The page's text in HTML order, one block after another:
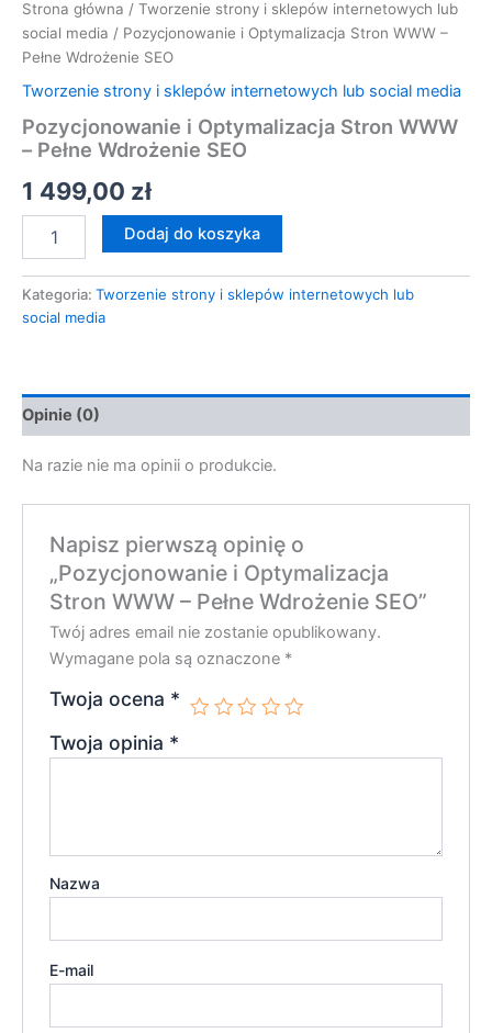
Strona główna / Tworzenie strony i sklepów internetowych lub
social media / Pozycjonowanie i Optymalizacja Stron WWW –
Pełne Wdrożenie SEO
Tworzenie strony i sklepów internetowych lub social media
Pozycjonowanie i Optymalizacja Stron WWW
– Pełne Wdrożenie SEO
1 499,00 zł
Dodaj do koszyka
Kategoria: Tworzenie strony i sklepów internetowych lub
social media
Opinie (0)
Na razie nie ma opinii o produkcie.
Napisz pierwszą opinię o
„Pozycjonowanie i Optymalizacja
Stron WWW – Pełne Wdrożenie SEO”
Twój adres email nie zostanie opublikowany.
Wymagane pola są oznaczone *
Twoja ocena *
Twoja opinia *
Nazwa
E-mail